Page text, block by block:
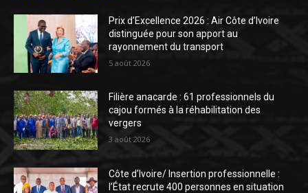
Prix d’Excellence 2026 : Air Côte d’Ivoire
distinguée pour son apport au
rayonnement du transport
5 août 2026
Filière anacarde : 61 professionnels du
cajou formés à la réhabilitation des
vergers
3 août 2026
Côte d’Ivoire/ Insertion professionnelle :
l’État recrute 400 personnes en situation